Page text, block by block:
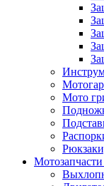
Мото
Мотозапчасти